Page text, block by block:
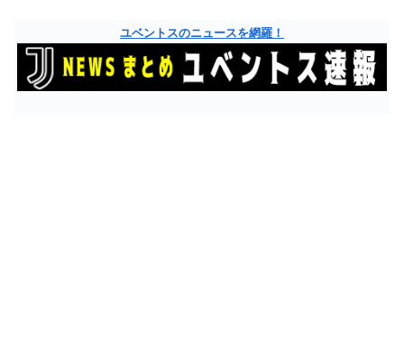
ユベントスのニュースを網羅！